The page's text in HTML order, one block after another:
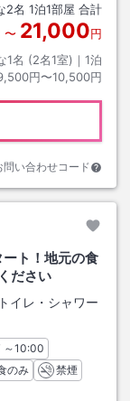
2名 1泊1部屋 合計
〜 21,000円
1名 (2名1室)｜ 1泊
円〜10,500円
問い合わせコード
ート！地元の食
ださい
イレ・シャワー
チェックアウト
～10:00
のみ
禁煙